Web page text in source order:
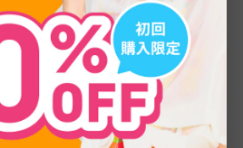
ば迷う心配が大幅に減るでしょ
満喫するための完全ガイド
報とタクシー料金の目安